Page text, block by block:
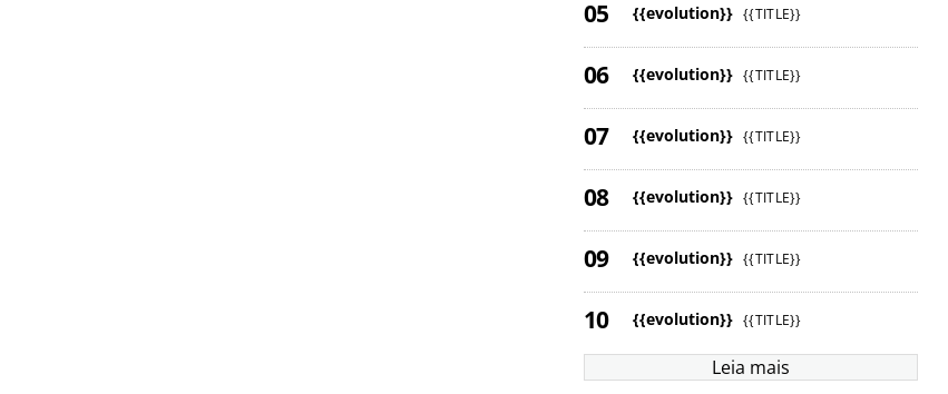
{{evolution}} {{TITLE}}
{{evolution}} {{TITLE}}
{{evolution}} {{TITLE}}
{{evolution}} {{TITLE}}
{{evolution}} {{TITLE}}
{{evolution}} {{TITLE}}
Leia mais